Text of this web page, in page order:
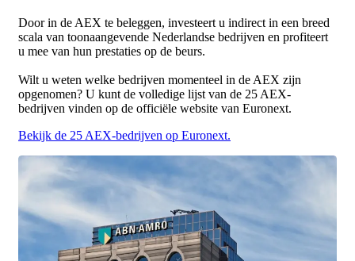
Door in de AEX te beleggen, investeert u indirect in een breed
scala van toonaangevende Nederlandse bedrijven en profiteert
u mee van hun prestaties op de beurs.
Wilt u weten welke bedrijven momenteel in de AEX zijn
opgenomen? U kunt de volledige lijst van de 25 AEX-
bedrijven vinden op de officiële website van Euronext.
Bekijk de 25 AEX-bedrijven op Euronext.